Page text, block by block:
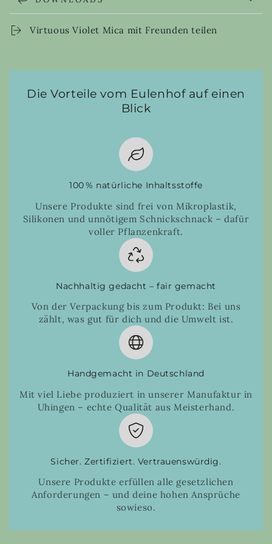
Virtuous Violet Mica mit Freunden teilen
Die Vorteile vom Eulenhof auf einen
Blick
100 % natürliche Inhaltsstoffe
Unsere Produkte sind frei von Mikroplastik,
Silikonen und unnötigem Schnickschnack – dafür
voller Pflanzenkraft.
Nachhaltig gedacht – fair gemacht
Von der Verpackung bis zum Produkt: Bei uns
zählt, was gut für dich und die Umwelt ist.
Handgemacht in Deutschland
Mit viel Liebe produziert in unserer Manufaktur in
Uhingen – echte Qualität aus Meisterhand.
Sicher. Zertifiziert. Vertrauenswürdig.
Unsere Produkte erfüllen alle gesetzlichen
Anforderungen – und deine hohen Ansprüche
sowieso.